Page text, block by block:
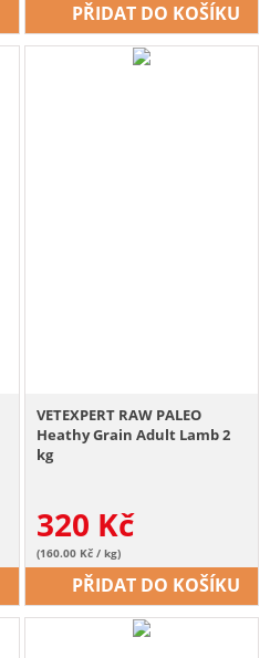
PŘIDAT DO KOŠÍKU
VETEXPERT RAW PALEO
Heathy Grain Adult Lamb 2
kg
320 Kč
(160.00 Kč / kg)
PŘIDAT DO KOŠÍKU